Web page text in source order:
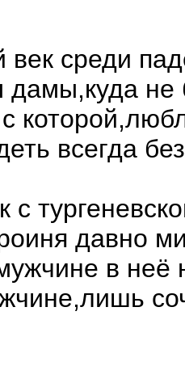
среди
дамы,куда не
всегда
давно
в неё